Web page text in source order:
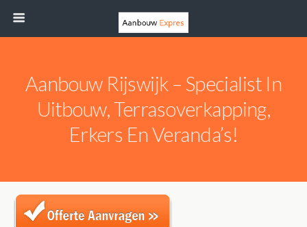
Aanbouw Rijswijk – Specialist In
Uitbouw, Terrasoverkapping,
Erkers En Veranda’s!